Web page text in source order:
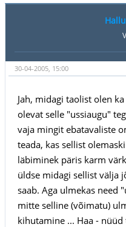
30-04-2005, 15:00
Jah, midagi taolist olen
olevat selle "ussiaugu"
vaja mingit ebatavaliste
teada, kas sellist
läbiminek päris karm
üldse midagi sellist välja
saab. Aga ulmekas need
mitte selline (võimatu)
kihutamine ... Haa -